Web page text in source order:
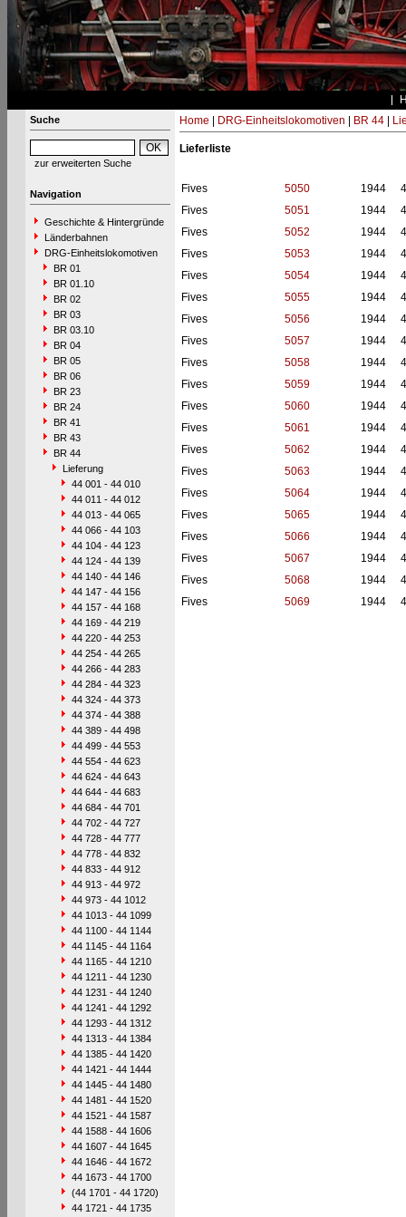
Suche
zur erweiterten Suche
Navigation
Geschichte & Hintergründe
Länderbahnen
DRG-Einheitslokomotiven
BR 01
BR 01.10
BR 02
BR 03
BR 03.10
BR 04
BR 05
BR 06
BR 23
BR 24
BR 41
BR 43
BR 44
Lieferung
44 001 - 44 010
44 011 - 44 012
44 013 - 44 065
44 066 - 44 103
44 104 - 44 123
44 124 - 44 139
44 140 - 44 146
44 147 - 44 156
44 157 - 44 168
44 169 - 44 219
44 220 - 44 253
44 254 - 44 265
44 266 - 44 283
44 284 - 44 323
44 324 - 44 373
44 374 - 44 388
44 389 - 44 498
44 499 - 44 553
44 554 - 44 623
44 624 - 44 643
44 644 - 44 683
44 684 - 44 701
44 702 - 44 727
44 728 - 44 777
44 778 - 44 832
44 833 - 44 912
44 913 - 44 972
44 973 - 44 1012
44 1013 - 44 1099
44 1100 - 44 1144
44 1145 - 44 1164
44 1165 - 44 1210
44 1211 - 44 1230
44 1231 - 44 1240
44 1241 - 44 1292
44 1293 - 44 1312
44 1313 - 44 1384
44 1385 - 44 1420
44 1421 - 44 1444
44 1445 - 44 1480
44 1481 - 44 1520
44 1521 - 44 1587
44 1588 - 44 1606
44 1607 - 44 1645
44 1646 - 44 1672
44 1673 - 44 1700
(44 1701 - 44 1720)
44 1721 - 44 1735
Home DRG-Einheitslokomotiven BR 44|
Lieferliste
Fives 5050 1944
Fives
5051 1944
Fives
5052 1944
Fives
5053 1944
Fives
5054 1944
Fives
5055 1944
Fives
5056 1944
Fives
5057 1944
Fives
5058 1944
Fives
5059 1944
Fives
5060 1944
Fives
5061 1944
Fives
5062 1944
Fives
5063 1944
Fives
5064 1944
Fives
5065 1944
Fives
5066 1944
Fives
5067 1944
Fives
5068 1944
Fives
5069 1944